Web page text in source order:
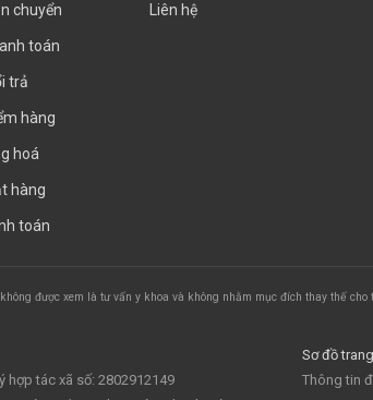
chuyển
toán
trả
hàng
hoá
hàng
toán
Liên hệ
hợp tác xã số: 2802912149
Sơ đồ
Thông tin
được xem là tư vấn y khoa và không nhằm mục đích thay thế